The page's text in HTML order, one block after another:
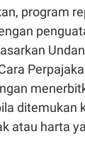
program
ditemukan
atau harta